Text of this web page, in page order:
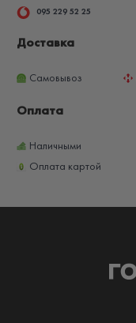
095 229 52 25
Доставка
Самовывоз
Оплата
Наличными
Оплата картой